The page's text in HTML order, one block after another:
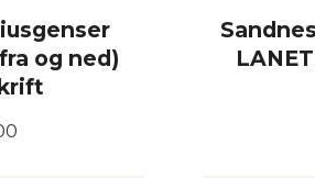
og ned)